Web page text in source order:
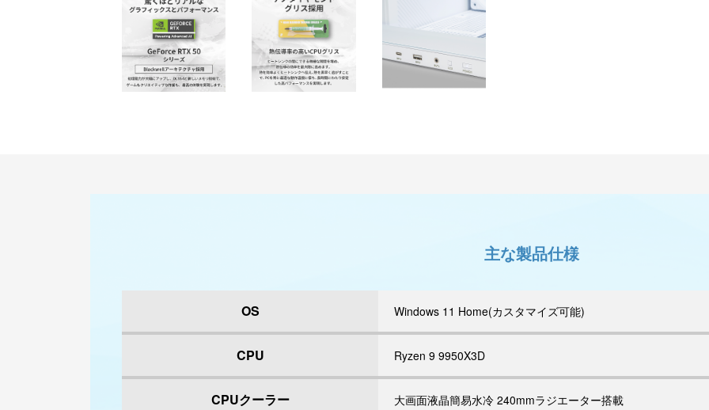
主な製品仕様
OS Windows 11 Home(カスタマイズ可能)
CPU Ryzen 9 9950X3D
CPUクーラー 大画面液晶簡易水冷 240mmラジエーター搭載